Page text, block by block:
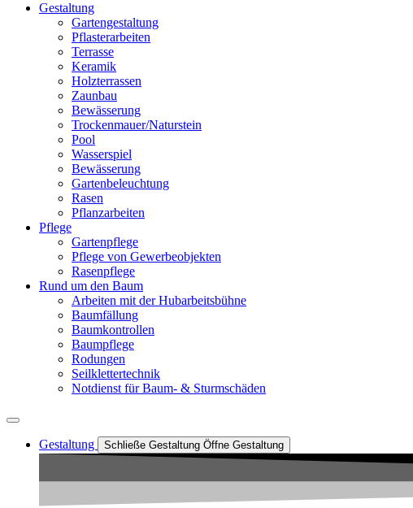
Gestaltung
Gartengestaltung
Pflasterarbeiten
Terrasse
Keramik
Holzterrassen
Zaunbau
Bewässerung
Trockenmauer/Naturstein
Pool
Wasserspiel
Bewässerung
Gartenbeleuchtung
Rasen
Pflanzarbeiten
Pflege
Gartenpflege
Pflege von Gewerbeobjekten
Rasenpflege
Rund um den Baum
Arbeiten mit der Hubarbeitsbühne
Baumfällung
Baumkontrollen
Baumpflege
Rodungen
Seilklettertechnik
Notdienst für Baum- & Sturmschäden
Gestaltung Schließe Gestaltung Öffne Gestaltung